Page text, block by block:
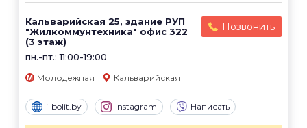
Кальварийская 25, здание РУП
"Жилкоммунтехника" офис 322
(3 этаж)
пн.-пт.: 11:00-19:00
Позвонить
Молодежная Кальварийская
i-bolit.by Instagram Написать